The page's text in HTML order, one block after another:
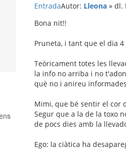
EntradaAutor: Lleona » dl.
Bona nit!!
Pruneta, i tant que el dia
Teòricament totes les
la info no arriba i no
què no i anireu
Mimi, que bé sentir el cor
Segur que a la de la toxo
de pocs dies amb la
Ego: la ciàtica ha